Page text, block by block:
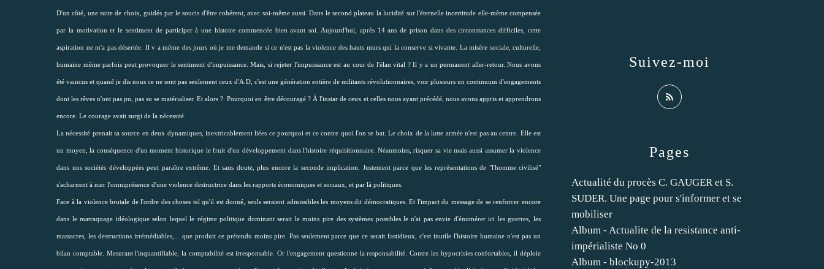
D'un côté, une suite de choix, guidés par le soucis d'être cohérent, avec soi-même aussi. Dans le second plateau la lucidité sur l'éternelle incertitude elle-même compensée
par la motivation et le sentiment de participer à une histoire commencée bien avant soi. Aujourd'hui, après 14 ans de prison dans des circonstances difficiles, cette
aspiration ne m'a pas désertée. Il v a même des jours où je me demande si ce n'est pas la violence des hauts murs qui la conserve si vivante. La misère sociale, culturelle,
humaine même parfois peut provoquer le sentiment d'impuissance. Mais, si rejeter l'impuissance est au cour de l'élan vital ? Il y a un permanent aller-retour. Nous avons
été vaincus et quand je dis nous ce ne sont pas seulement ceux d'A.D, c'est une génération entière de militants révolutionnaires, voir plusieurs un continuum d'engagements
dont les rêves n'ont pas pu, pas su se matérialiser. Et alors ?. Pourquoi en être découragé ? À l'instar de ceux et celles nous ayant précédé, nous avons appris et apprendrons
encore. Le courage avait surgi de la nécessité.
La nécessité prenait sa source en deux dynamiques, inextricablement liées ce pourquoi et ce contre quoi l'on se bat. Le choix de la lutte armée n'est pas au centre. Elle est
un moyen, la conséquence d'un moment historique le fruit d'un développement dans l'histoire réquisitionnaire. Néanmoins, risquer sa vie mais aussi assumer la violence
dans nos sociétés développées peut paraître extrême. Et sans doute, plus encore la seconde implication. Justement parce que les représentations de "l'homme civilisé"
s'acharnent à nier l'omniprésence d'une violence destructrice dans les rapports économiques et sociaux, et par là politiques.
Face à la violence brutale de l'ordre des choses tel qu'il est donné, seuls seraient admissibles les moyens dit démocratiques. Et l'impact du message de se renforcer encore
dans le matraquage idéologique selon lequel le régime politique dominant serait le moins pire des systèmes possibles.Je n'ai pas envie d'énumérer ici les guerres, les
massacres, les destructions irrémédiables,... que produit ce prétendu moins pire. Pas seulement parce que ce serait fastidieux, c'est inutile l'histoire humaine n'est pas un
bilan comptable. Mesurant l'inquantifiable, la comptabilité est irresponsable. Or l'engagement questionne la responsabilité. Contre les hypocrisies confortables, il déploie
Pages
Actualité du procès C. GAUGER et S.
SUDER. Une page pour s'informer et se
mobiliser
Album - Actualite de la resistance anti-
impérialiste No 0
Album - blockupy-2013
Suivez-moi